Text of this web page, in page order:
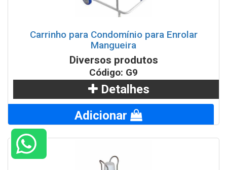
Carrinho para Condomínio para Enrolar
Mangueira
Diversos produtos
Código: G9
Detalhes
Adicionar